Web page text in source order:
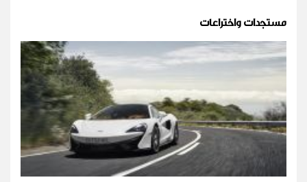
مستجدات واختراعات